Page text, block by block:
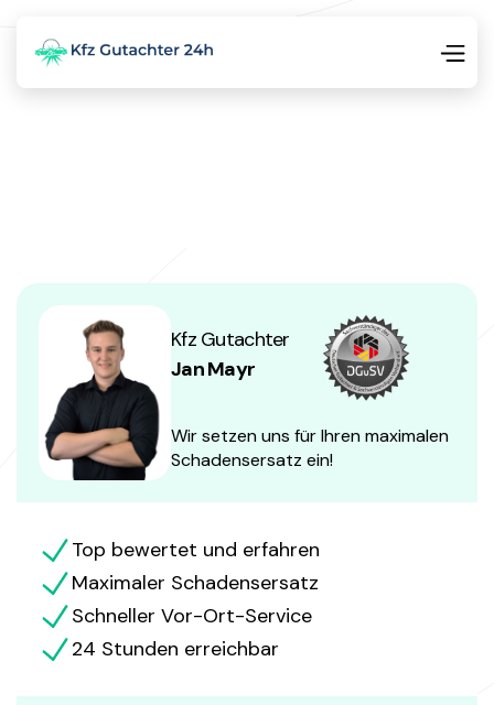
Kfz Gutachter
Jan Mayr
Wir setzen uns für Ihren maximalen
Schadensersatz ein!
Top bewertet und erfahren
Maximaler Schadensersatz
Schneller Vor-Ort-Service
24 Stunden erreichbar